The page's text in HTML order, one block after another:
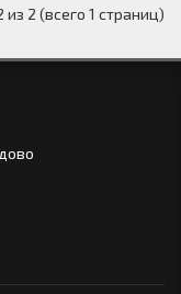
из 2 (всего 1 страниц)